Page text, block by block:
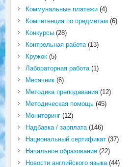
Коммунальные платежи(4)
Компетенция по предметам (6)
Конкурсы(28)
Контрольная работа(13)
Кружок(5)
Лабораторная работа(1)
Месячник(6)
Методика преподавания(12)
Методическая помощь(45)
Мониторинг(12)
Надбавка / зарплата(146)
Национальный сертификат(37)
Начальное образование(22)
Новости английского языка(44)